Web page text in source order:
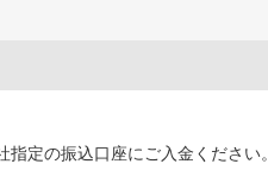
定の振込口座にご入金ください。